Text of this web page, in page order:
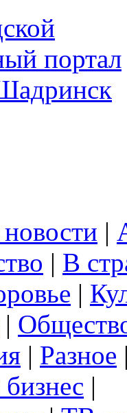
|
| В
|
|
| Разное
|